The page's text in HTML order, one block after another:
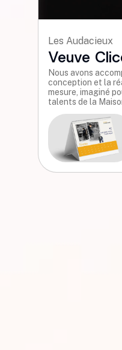
Les Audacieux
Veuve
Nous avons
conception et la
mesure, imaginé
talents de la